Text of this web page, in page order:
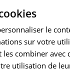
le
sur votre
combiner
utilisation de